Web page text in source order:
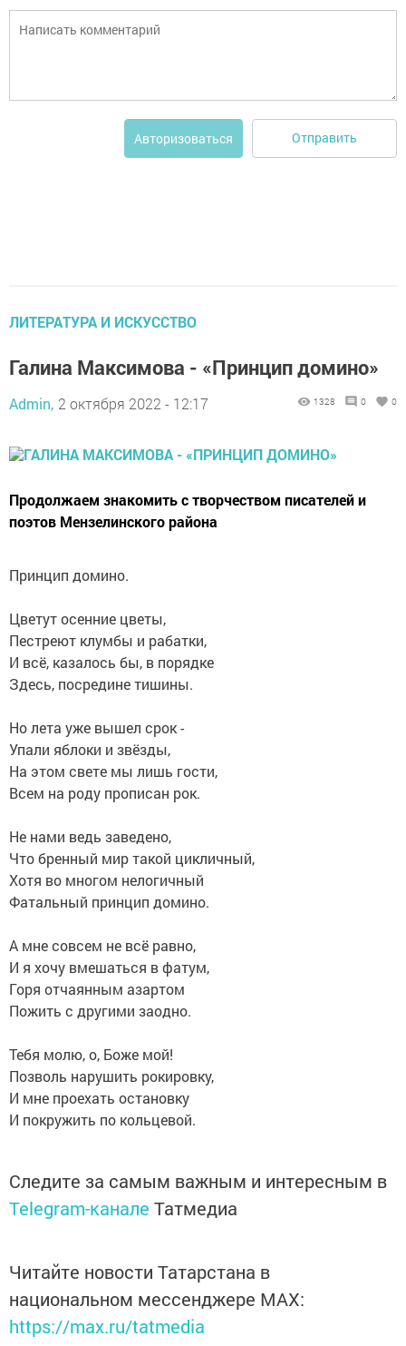
Авторизоваться Отправить
ЛИТЕРАТУРА И ИСКУССТВО
Галина Максимова - «Принцип домино»
Admin, 2 октября 2022 - 12:17 1328 0 0
Продолжаем знакомить с творчеством писателей и
поэтов Мензелинского района
Принцип домино.
Цветут осенние цветы,
Пестреют клумбы и рабатки,
И всё, казалось бы, в порядке
Здесь, посредине тишины.
Но лета уже вышел срок -
Упали яблоки и звёзды,
На этом свете мы лишь гости,
Всем на роду прописан рок.
Не нами ведь заведено,
Что бренный мир такой цикличный,
Хотя во многом нелогичный
Фатальный принцип домино.
А мне совсем не всё равно,
И я хочу вмешаться в фатум,
Горя отчаянным азартом
Пожить с другими заодно.
Тебя молю, о, Боже мой!
Позволь нарушить рокировку,
И мне проехать остановку
И покружить по кольцевой.
Следите за самым важным и интересным в
Telegram-канале Татмедиа
Читайте новости Татарстана в
национальном мессенджере MАХ:
https://max.ru/tatmedia